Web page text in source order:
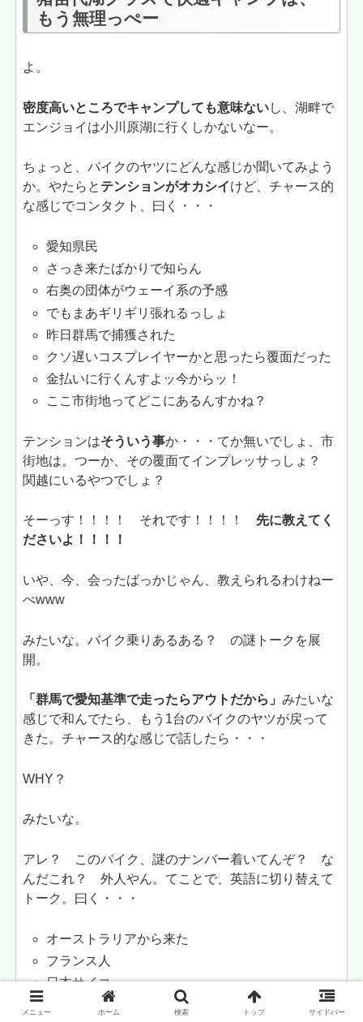
もう無理っぺー
よ。
密度高いところでキャンプしても意味ないし、湖畔で
エンジョイは小川原湖に行くしかないなー。
ちょっと、バイクのヤツにどんな感じか聞いてみよう
か。やたらと テンションがオカシイけど、チャース的
な感じでコンタクト、曰く・・・
愛知県民
さっき来たばかりで知らん
右奥の団体がウェーイ系の予感
でもまあギリギリ張れるっしょ
昨日群馬で捕獲された
クソ遅いコスプレイヤーかと思ったら覆面だった
金払いに行くんすよッ今からッ！
ここ市街地ってどこにあるんすかね？
テンションはそういう事か・・・てか無いでしょ、市
街地は。つーか、その覆面てインプレッサっしょ？
関越にいるやつでしょ？
そーっす！！！！ それです！！！！ 先に教えてく
ださいよ！！！！
いや、今、会ったばっかじゃん、教えられるわけねー
べwww
みたいな。バイク乗りあるある？ の謎トークを展
開。
「群馬で愛知基準で走ったらアウトだから」みたいな
感じで和んでたら、もう1台のバイクのヤツが戻って
きた。チャース的な感じで話したら・・・
WHY？
みたいな。
アレ？ このバイク、謎のナンバー着いてんぞ？ な
んだこれ？ 外人やん。てことで、英語に切り替えて
トーク。曰く・・・
オーストラリアから来た
フランス人
日本サイコー
オーストラリア経由して福岡から上陸した
メニュー ホーム 検索 トップ サイドバー